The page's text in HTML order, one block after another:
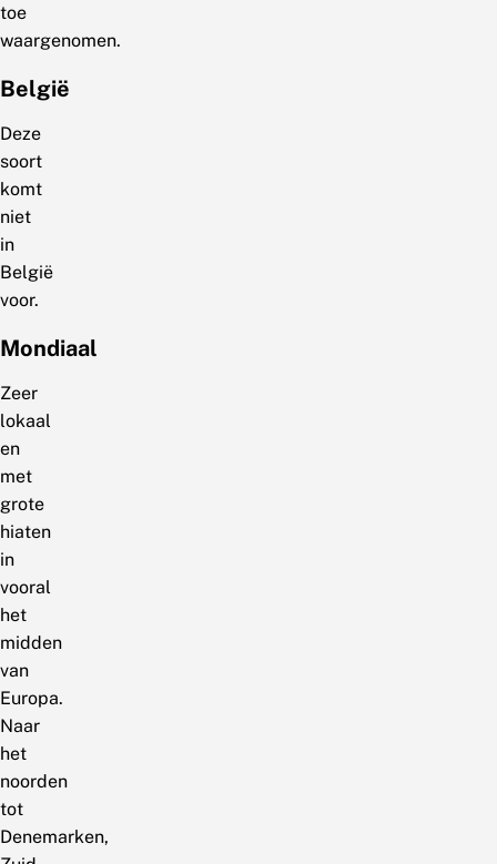
toe
waargenomen.
België
Deze
soort
komt
niet
in
België
voor.
Mondiaal
Zeer
lokaal
en
met
grote
hiaten
in
vooral
het
midden
van
Europa.
Naar
het
noorden
tot
Denemarken,